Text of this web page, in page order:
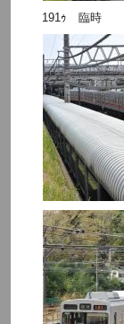
191ｩ 臨時